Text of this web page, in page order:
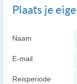
Plaats je
Naam
E-mail
Reisperiode